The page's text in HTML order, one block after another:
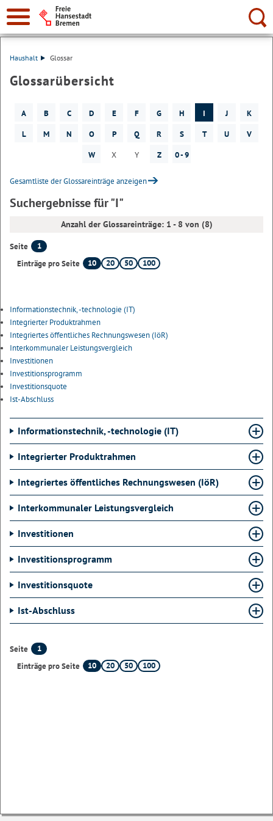
Suche:
Haushalt Glossar
Glossarübersicht
A B C D E F G H I J
K
L
M N O P Q R S T U
V
W
X Y Z 0 - 9
Gesamtliste der Glossareinträge anzeigen
Suchergebnisse für "I"
Anzahl der Glossareinträge: 1 - 8 von (8)
Seite
1
Einträge pro Seite
10 20 50 100
Informationstechnik, -technologie (IT)
Integrierter Produktrahmen
Integriertes öffentliches Rechnungswesen (IöR)
Interkommunaler Leistungsvergleich
Investitionen
Investitionsprogramm
Investitionsquote
Ist-Abschluss
Informationstechnik, -technologie (IT)
Integrierter Produktrahmen
Integriertes öffentliches Rechnungswesen (IöR)
Interkommunaler Leistungsvergleich
Investitionen
Investitionsprogramm
Investitionsquote
Ist-Abschluss
Seite
1
Einträge pro Seite
10 20 50 100